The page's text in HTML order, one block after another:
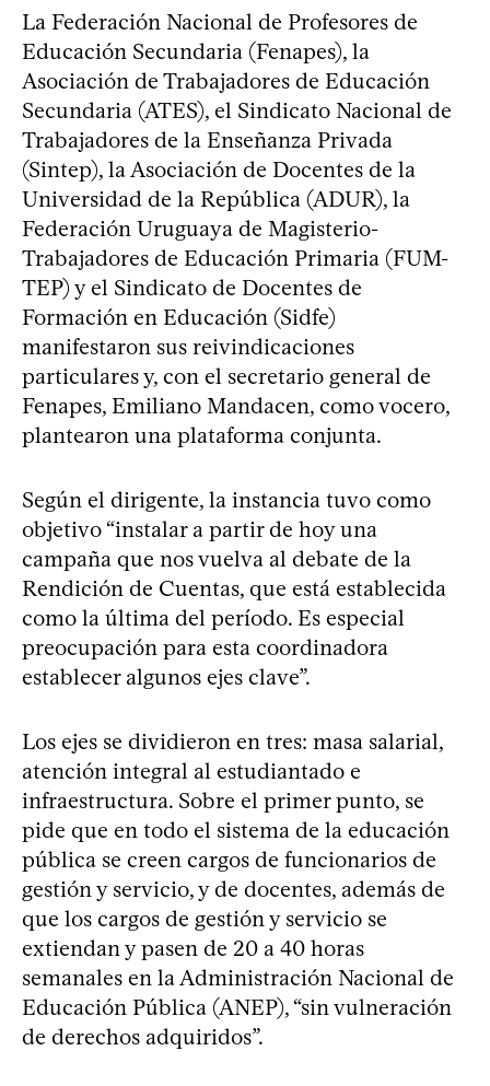
La Federación Nacional de Profesores de
Educación Secundaria (Fenapes), la
Asociación de Trabajadores de Educación
Secundaria (ATES), el Sindicato Nacional de
Trabajadores de la Enseñanza Privada
(Sintep), la Asociación de Docentes de la
Universidad de la República (ADUR), la
Federación Uruguaya de Magisterio-
Trabajadores de Educación Primaria (FUM-
TEP) y el Sindicato de Docentes de
Formación en Educación (Sidfe)
manifestaron sus reivindicaciones
particulares y, con el secretario general de
Fenapes, Emiliano Mandacen, como vocero,
plantearon una plataforma conjunta.
Según el dirigente, la instancia tuvo como
objetivo “instalar a partir de hoy una
campaña que nos vuelva al debate de la
Rendición de Cuentas, que está establecida
como la última del período. Es especial
preocupación para esta coordinadora
establecer algunos ejes clave”.
Los ejes se dividieron en tres: masa salarial,
atención integral al estudiantado e
infraestructura. Sobre el primer punto, se
pide que en todo el sistema de la educación
pública se creen cargos de funcionarios de
gestión y servicio, y de docentes, además de
que los cargos de gestión y servicio se
extiendan y pasen de 20 a 40 horas
semanales en la Administración Nacional de
Educación Pública (ANEP), “sin vulneración
de derechos adquiridos”.